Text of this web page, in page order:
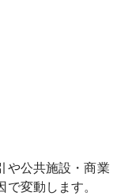
や公共施設・商業
変動します。